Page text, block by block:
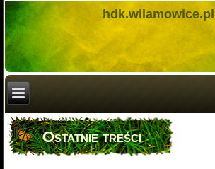
hdk.wilamowice.pl
Ostatnie treści